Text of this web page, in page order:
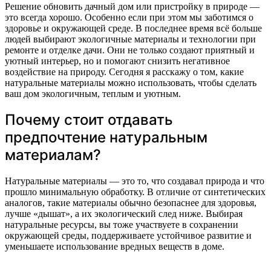
Решение обновить дачный дом или пристройку в природе —
это всегда хорошо. Особенно если при этом мы заботимся о
здоровье и окружающей среде. В последнее время всё больше
людей выбирают экологичные материалы и технологии при
ремонте и отделке дачи. Они не только создают приятный и
уютный интерьер, но и помогают снизить негативное
воздействие на природу. Сегодня я расскажу о том, какие
натуральные материалы можно использовать, чтобы сделать
ваш дом экологичным, теплым и уютным.
Почему стоит отдавать
предпочтение натуральным
материалам?
Натуральные материалы — это то, что создавал природа и что
прошло минимальную обработку. В отличие от синтетических
аналогов, такие материалы обычно безопаснее для здоровья,
лучше «дышат», а их экологический след ниже. Выбирая
натуральные ресурсы, вы тоже участвуете в сохранении
окружающей среды, поддерживаете устойчивое развитие и
уменьшаете использование вредных веществ в доме.